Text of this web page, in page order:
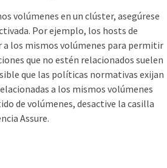
volúmenes en un clúster, asegúrese
Por ejemplo, los hosts de
a los mismos volúmenes para permitir
que no estén relacionados suelen
que las políticas normativas exijan
a los mismos volúmenes
de volúmenes, desactive la casilla
Assure.